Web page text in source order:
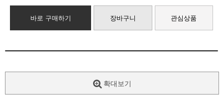
바로 구매하기 장바구니 관심상품
확대보기